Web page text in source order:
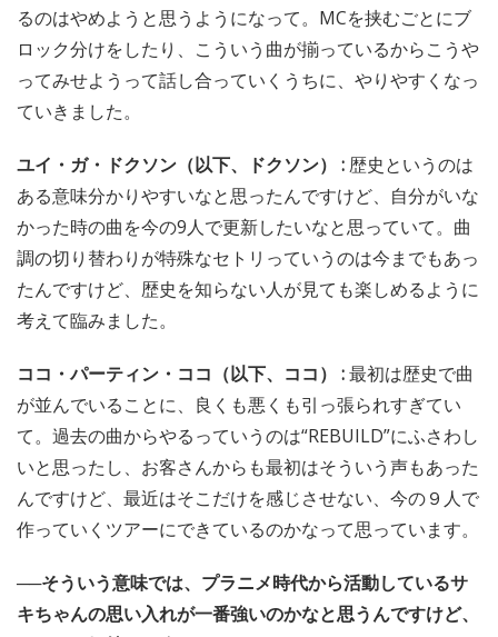
るのはやめようと思うようになって。MCを挟むごとにブ
ロック分けをしたり、こういう曲が揃っているからこうや
ってみせようって話し合っていくうちに、やりやすくなっ
ていきました。
ユイ・ガ・ドクソン（以下、ドクソン） : 歴史というのは
ある意味分かりやすいなと思ったんですけど、自分がいな
かった時の曲を今の9人で更新したいなと思っていて。曲
調の切り替わりが特殊なセトリっていうのは今までもあっ
たんですけど、歴史を知らない人が見ても楽しめるように
考えて臨みました。
ココ・パーティン・ココ（以下、ココ） :最初は歴史で曲
が並んでいることに、良くも悪くも引っ張られすぎてい
て。過去の曲からやるっていうのは“REBUILD”にふさわし
いと思ったし、お客さんからも最初はそういう声もあった
んですけど、最近はそこだけを感じさせない、今の９人で
作っていくツアーにできているのかなって思っています。
──そういう意味では、プラニメ時代から活動しているサ
キちゃんの思い入れが一番強いのかなと思うんですけど、